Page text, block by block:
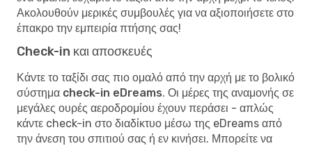
Ακολουθούν μερικές συμβουλές για να αξιοποιήσετε στο
έπακρο την εμπειρία πτήσης σας!
Check-in και αποσκευές
Κάντε το ταξίδι σας πιο ομαλό από την αρχή με το βολικό
σύστημα check-in eDreams. Οι μέρες της αναμονής σε
μεγάλες ουρές αεροδρομίου έχουν περάσει - απλώς
κάντε check-in στο διαδίκτυο μέσω της eDreams από
την άνεση του σπιτιού σας ή εν κινήσει. Μπορείτε να